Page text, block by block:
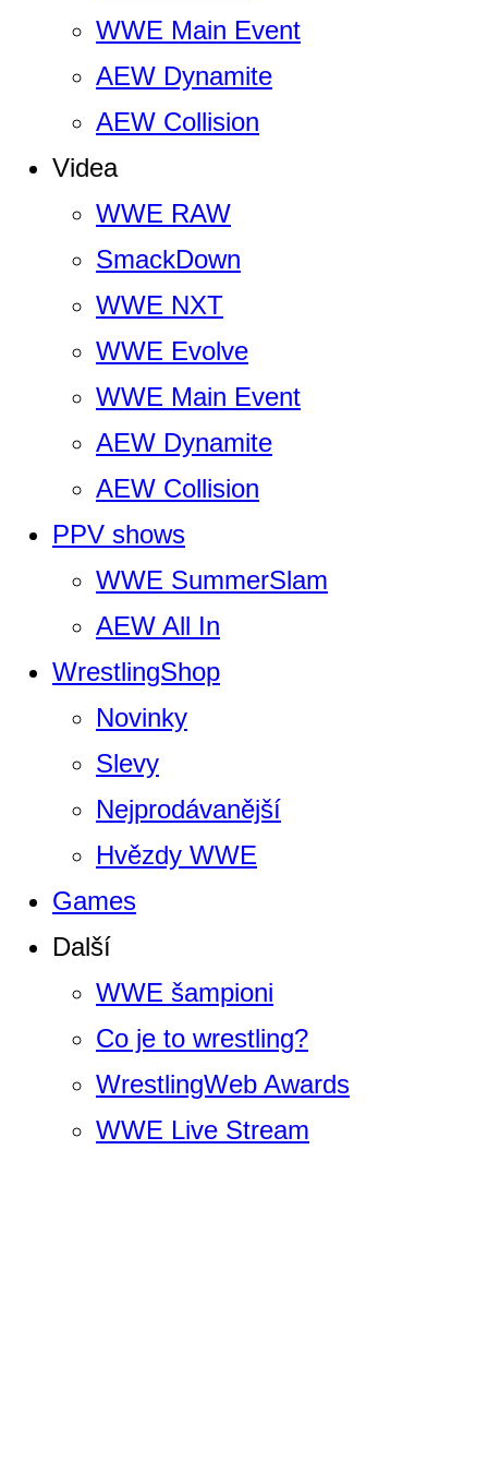
WWE Main Event
AEW Dynamite
AEW Collision
Videa
WWE RAW
SmackDown
WWE NXT
WWE Evolve
WWE Main Event
AEW Dynamite
AEW Collision
PPV shows
WWE SummerSlam
AEW All In
WrestlingShop
Novinky
Slevy
Nejprodávanější
Hvězdy WWE
Games
Další
WWE šampioni
Co je to wrestling?
WrestlingWeb Awards
WWE Live Stream